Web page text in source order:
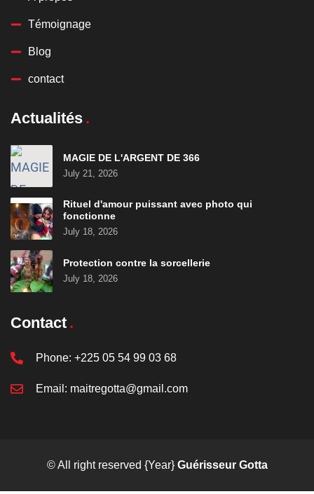
Témoignage
Blog
contact
Actualités
MAGIE DE L'ARGENT DE 366
July 21, 2026
Rituel d'amour puissant avec photo qui
fonctionne
July 18, 2026
Protection contre la sorcellerie
July 18, 2026
Contact
Phone: +225 05 54 99 03 68
Email: maitregotta@gmail.com
© All right reserved {Year} Guérisseur Gotta